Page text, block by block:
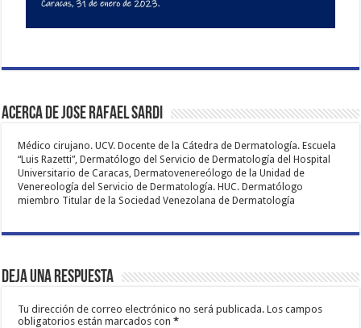
Acerca de Jose Rafael Sardi
Médico cirujano. UCV. Docente de la Cátedra de Dermatología. Escuela
“Luis Razetti”, Dermatólogo del Servicio de Dermatología del Hospital
Universitario de Caracas, Dermatovenereólogo de la Unidad de
Venereología del Servicio de Dermatología. HUC. Dermatólogo
miembro Titular de la Sociedad Venezolana de Dermatología
Deja una respuesta
Tu dirección de correo electrónico no será publicada. Los campos
obligatorios están marcados con*